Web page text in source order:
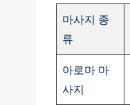
마사지 종
류
아로마 마
사지